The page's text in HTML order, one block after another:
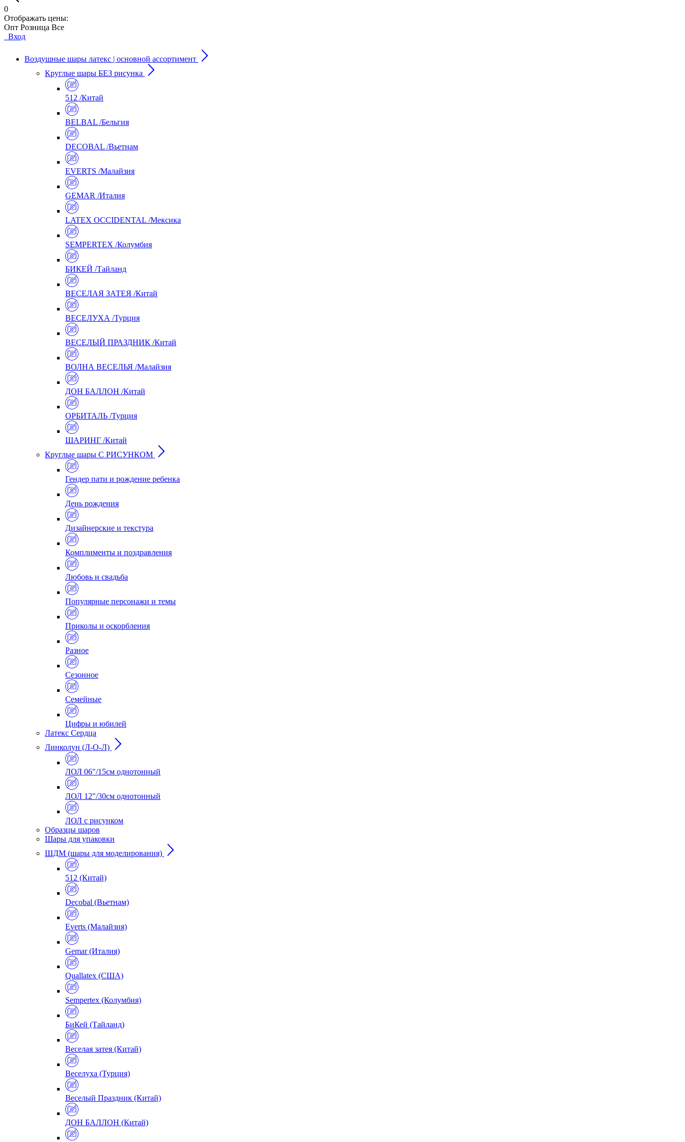
0
Отображать цены:
Опт Розница Все
Вход
Воздушные шары латекс | основной ассортимент
Круглые шары БЕЗ рисунка
512 /Китай
BELBAL /Бельгия
DECOBAL /Вьетнам
EVERTS /Малайзия
GEMAR /Италия
LATEX OCCIDENTAL /Мексика
SEMPERTEX /Колумбия
БИКЕЙ /Тайланд
ВЕСЕЛАЯ ЗАТЕЯ /Китай
ВЕСЕЛУХА /Турция
ВЕСЕЛЫЙ ПРАЗДНИК /Китай
ВОЛНА ВЕСЕЛЬЯ /Малайзия
ДОН БАЛЛОН /Китай
ОРБИТАЛЬ /Турция
ШАРИНГ /Китай
Круглые шары С РИСУНКОМ
Гендер пати и рождение ребенка
День рождения
Дизайнерские и текстура
Комплименты и поздравления
Любовь и свадьба
Популярные персонажи и темы
Приколы и оскорбления
Разное
Сезонное
Семейные
Цифры и юбилей
Латекс Сердца
Линколун (Л-О-Л)
ЛОЛ 06"/15см однотонный
ЛОЛ 12"/30см однотонный
ЛОЛ с рисунком
Образцы шаров
Шары для упаковки
ШДМ (шары для моделирования)
512 (Китай)
Decobal (Вьетнам)
Everts (Малайзия)
Gemar (Италия)
Quallatex (США)
Sempertex (Колумбия)
БиКей (Тайланд)
Веселая затея (Китай)
Веселуха (Турция)
Веселый Праздник (Китай)
ДОН БАЛЛОН (Китай)